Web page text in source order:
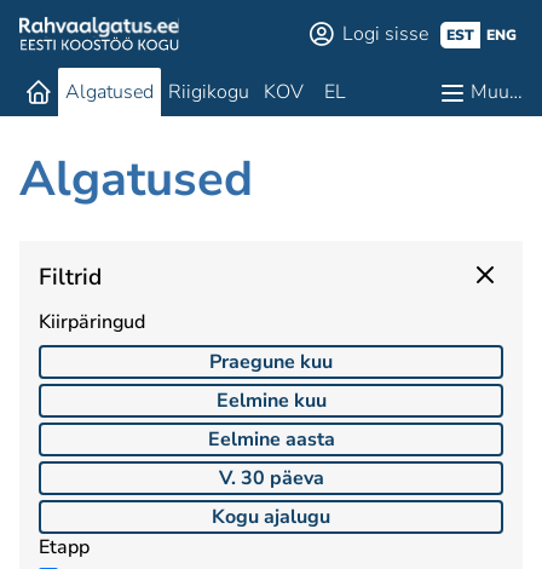
Logi sisse EST ENG
Algatused Riigikogu KOV EL Muu…
Algatused
Filtrid
Kiirpäringud
Praegune kuu
Eelmine kuu
Eelmine aasta
V. 30 päeva
Kogu ajalugu
Etapp